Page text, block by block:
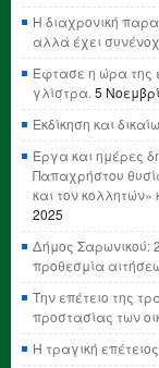
Η διαχρονική
αλλά έχει
Έφτασε η ώρα της
γλίστρα. 5
Εκδίκηση και
Έργα και ημέρες
Παπαχρήστου
και τον κολλητών»
2025
Δήμος Σαρωνικού:
προθεσμία
Την επέτειο της
προστασίας των
Η τραγική